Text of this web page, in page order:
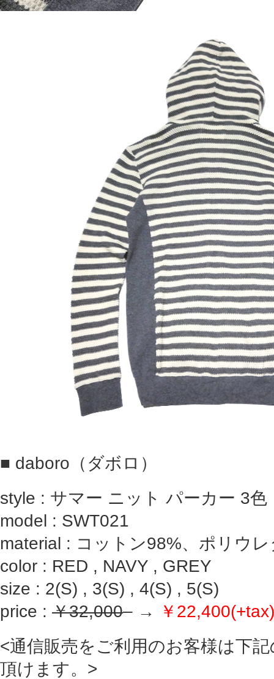
■ daboro（ダボロ）
style : サマー ニット パーカー 3色
model : SWT021
material : コットン98%、ポリウ
color : RED , NAVY , GREY
size : 2(S) , 3(S) , 4(S) , 5(S)
price : ￥32,000– →
￥22,400(+tax)
<通信販売をご利用のお客様は下
頂けます。>